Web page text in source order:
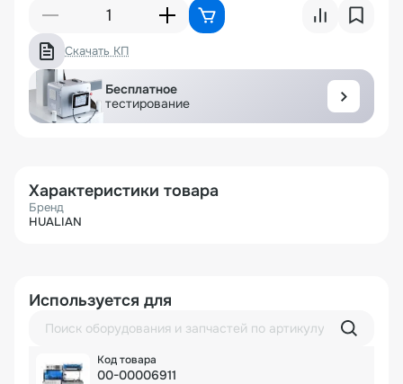
Скачать КП
Бесплатное
тестирование
Характеристики товара
Бренд
HUALIAN
Используется для
00-00006911